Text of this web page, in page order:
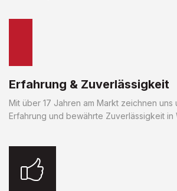
Erfahrung & Zuverlässigkeit
Mit über 17 Jahren am Markt zeichnen uns
Erfahrung und bewährte Zuverlässigkeit in